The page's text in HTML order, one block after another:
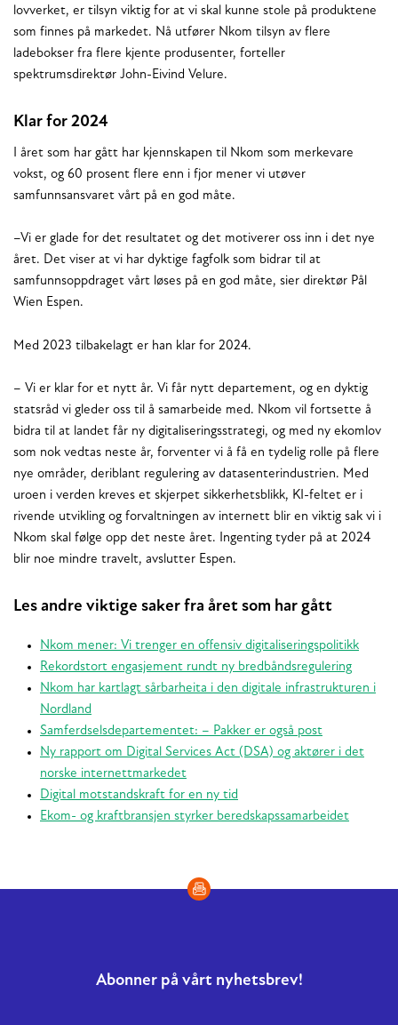
lovverket, er tilsyn viktig for at vi skal kunne stole på produktene
som finnes på markedet. Nå utfører Nkom tilsyn av flere
ladebokser fra flere kjente produsenter, forteller
spektrumsdirektør John-Eivind Velure.
Klar for 2024
I året som har gått har kjennskapen til Nkom som merkevare
vokst, og 60 prosent flere enn i fjor mener vi utøver
samfunnsansvaret vårt på en god måte.
–Vi er glade for det resultatet og det motiverer oss inn i det nye
året. Det viser at vi har dyktige fagfolk som bidrar til at
samfunnsoppdraget vårt løses på en god måte, sier direktør Pål
Wien Espen.
Med 2023 tilbakelagt er han klar for 2024.
– Vi er klar for et nytt år. Vi får nytt departement, og en dyktig
statsråd vi gleder oss til å samarbeide med. Nkom vil fortsette å
bidra til at landet får ny digitaliseringsstrategi, og med ny ekomlov
som nok vedtas neste år, forventer vi å få en tydelig rolle på flere
nye områder, deriblant regulering av datasenterindustrien. Med
uroen i verden kreves et skjerpet sikkerhetsblikk, KI-feltet er i
rivende utvikling og forvaltningen av internett blir en viktig sak vi i
Nkom skal følge opp det neste året. Ingenting tyder på at 2024
blir noe mindre travelt, avslutter Espen.
Les andre viktige saker fra året som har gått
Nkom mener: Vi trenger en offensiv digitaliseringspolitikk
Rekordstort engasjement rundt ny bredbåndsregulering
Nkom har kartlagt sårbarheita i den digitale infrastrukturen i
Nordland
Samferdselsdepartementet: – Pakker er også post
Ny rapport om Digital Services Act (DSA) og aktører i det
norske internettmarkedet
Digital motstandskraft for en ny tid
Ekom- og kraftbransjen styrker beredskapssamarbeidet
Abonner på vårt nyhetsbrev!